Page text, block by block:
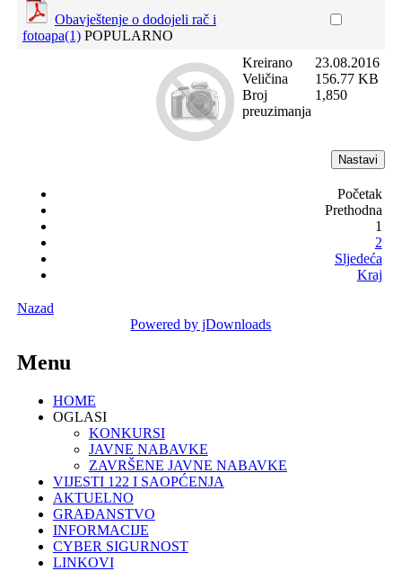
Obavještenje o dodojeli rač i
fotoapa(1) POPULARNO
Kreirano
Veličina
Broj
preuzimanja
23.08.2016
156.77 KB
1,850
Početak
Prethodna
1
2
Sljedeća
Kraj
Nazad
Powered by jDownloads
Menu
HOME
OGLASI
KONKURSI
JAVNE NABAVKE
ZAVRŠENE JAVNE NABAVKE
VIJESTI 122 I SAOPĆENJA
AKTUELNO
GRAĐANSTVO
INFORMACIJE
CYBER SIGURNOST
LINKOVI